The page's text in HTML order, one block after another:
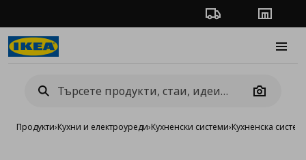
Проследяване на
Camera
Продукти›Кухни и електроуреди›Кухненски системи›Кухненска